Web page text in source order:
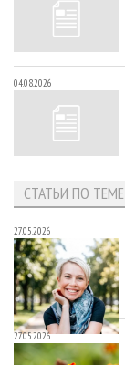
04.08.2026
СТАТЬИ ПО ТЕМЕ
27.05.2026
27.05.2026